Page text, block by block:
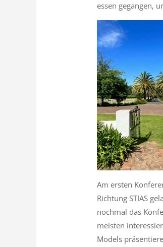
essen gegangen,
Am ersten
Richtung STIAS
nochmal das
meisten
Models